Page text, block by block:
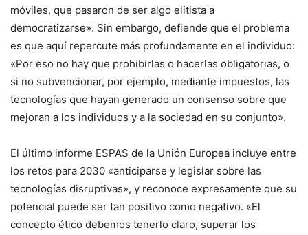
móviles, que pasaron de ser algo elitista a
democratizarse». Sin embargo, defiende que el problema
es que aquí repercute más profundamente en el individuo:
«Por eso no hay que prohibirlas o hacerlas obligatorias, o
si no subvencionar, por ejemplo, mediante impuestos, las
tecnologías que hayan generado un consenso sobre que
mejoran a los individuos y a la sociedad en su conjunto».
El último informe ESPAS de la Unión Europea incluye entre
los retos para 2030 «anticiparse y legislar sobre las
tecnologías disruptivas», y reconoce expresamente que su
potencial puede ser tan positivo como negativo. «El
concepto ético debemos tenerlo claro, superar los